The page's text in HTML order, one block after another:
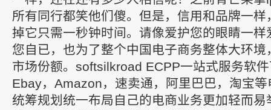
所有同行都笑他们傻。但是，信用和品牌一
掉它只需一秒钟时间。请像爱护您的眼睛一
您自已，也为了整个中国电子商务整体大环
市场份额。softsilkroad ECPP一站式服务软
Ebay，Amazon，速卖通，阿里巴巴，淘宝
统筹规划统一布局自己的电商业务更加轻而